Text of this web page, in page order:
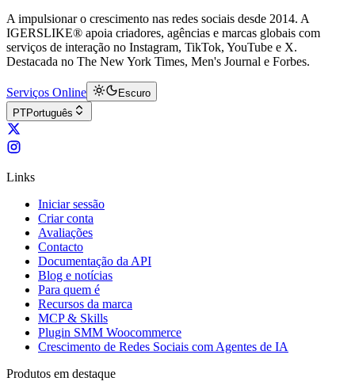
A impulsionar o crescimento nas redes sociais desde 2014. A
IGERSLIKE® apoia criadores, agências e marcas globais com
serviços de interação no Instagram, TikTok, YouTube e X.
Destacada no The New York Times, Men's Journal e Forbes.
Serviços Online
Escuro
PTPortuguês
Links
Iniciar sessão
Criar conta
Avaliações
Contacto
Documentação da API
Blog e notícias
Para quem é
Recursos da marca
MCP & Skills
Plugin SMM Woocommerce
Crescimento de Redes Sociais com Agentes de IA
Produtos em destaque